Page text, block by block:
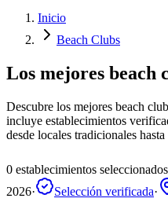
Inicio
Beach Clubs
Los mejores beach
Descubre los mejores beach
incluye establecimientos
desde locales tradicionales
0 establecimientos seleccionados
2026· Selección verificada·